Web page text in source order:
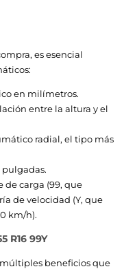
es esencial
en milímetros.
entre la altura y el
radial, el tipo más
pulgadas.
de carga (99, que
de velocidad (Y, que
km/h).
R16 99Y
múltiples beneficios que